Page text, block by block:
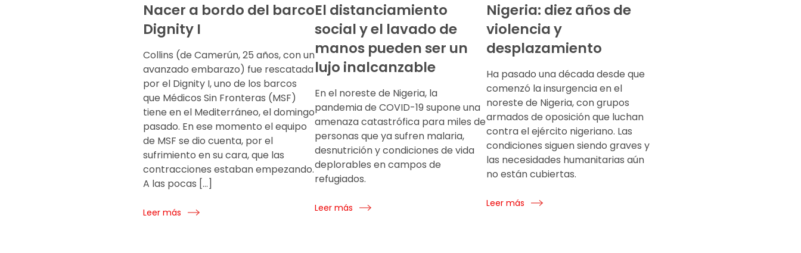
Nacer a bordo del barco
Dignity I
Collins (de Camerún, 25 años, con un
avanzado embarazo) fue rescatada
por el Dignity I, uno de los barcos
que Médicos Sin Fronteras (MSF)
tiene en el Mediterráneo, el domingo
pasado. En ese momento el equipo
de MSF se dio cuenta, por el
sufrimiento en su cara, que las
contracciones estaban empezando.
A las pocas […]
Leer más
El distanciamiento
social y el lavado de
manos pueden ser un
lujo inalcanzable
En el noreste de Nigeria, la
pandemia de COVID-19 supone una
amenaza catastrófica para miles de
personas que ya sufren malaria,
desnutrición y condiciones de vida
deplorables en campos de
refugiados.
Leer más
Nigeria: diez años de
violencia y
desplazamiento
Ha pasado una década desde que
comenzó la insurgencia en el
noreste de Nigeria, con grupos
armados de oposición que luchan
contra el ejército nigeriano. Las
condiciones siguen siendo graves y
las necesidades humanitarias aún
no están cubiertas.
Leer más